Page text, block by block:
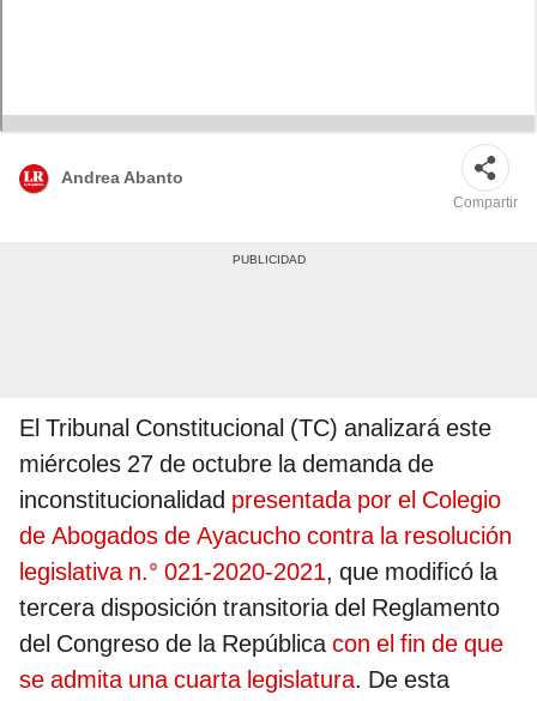
Andrea Abanto
Compartir
El Tribunal Constitucional (TC) analizará este
miércoles 27 de octubre la demanda de
inconstitucionalidad presentada por el Colegio
de Abogados de Ayacucho contra la resolución
legislativa n.° 021-2020-2021, que modificó la
tercera disposición transitoria del Reglamento
del Congreso de la Repúblicacon el fin de que
se admita una cuarta legislatura. De esta